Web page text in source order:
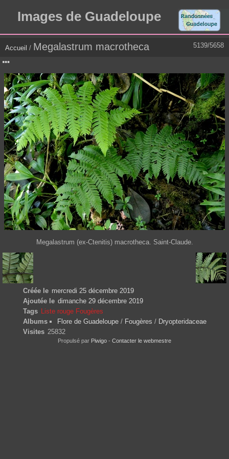
Images de Guadeloupe
5139/5658
Accueil / Megalastrum macrotheca
Megalastrum (ex-Ctenitis) macrotheca. Saint-Claude.
Créée le mercredi 25 décembre 2019
Ajoutée le dimanche 29 décembre 2019
Tags Liste rouge Fougères
Albums
Flore de Guadeloupe / Fougères / Dryopteridaceae
Visites 25832
Propulsé par Piwigo - Contacter le webmestre